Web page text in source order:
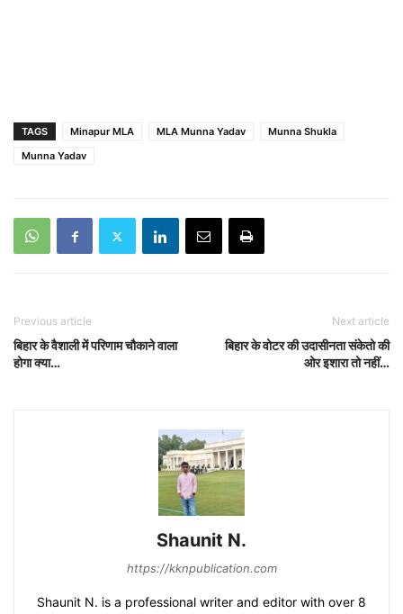
TAGS Minapur MLA MLA Munna Yadav
Munna Shukla
Munna Yadav
Previous article
बिहार के वैशाली में परिणाम चौकाने वाला
होगा क्या…
Next article
बिहार के वोटर की उदासीनता संकेतो की
ओर इशारा तो नहीं…
Shaunit N.
https://kknpublication.com
Shaunit N. is a professional writer and editor with over 8